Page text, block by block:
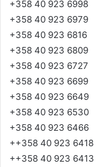
+358 40 923 6998
+358 40 923 6979
+358 40 923 6816
+358 40 923 6809
+358 40 923 6727
+358 40 923 6699
+358 40 923 6649
+358 40 923 6530
+358 40 923 6466
++358 40 923 6418
++358 40 923 6413